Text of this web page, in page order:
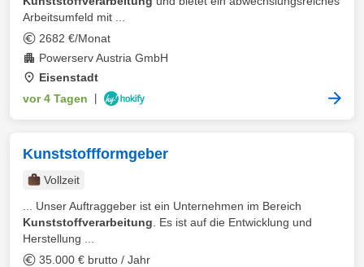
Arbeitsumfeld mit ...
2682 €/Monat
Powerserv Austria GmbH
Eisenstadt
vor 4 Tagen
Kunststoffformgeber
Vollzeit
... Unser Auftraggeber ist ein Unternehmen im Bereich
Kunststoffverarbeitung . Es ist auf die Entwicklung und
Herstellung ...
35.000 € brutto / Jahr